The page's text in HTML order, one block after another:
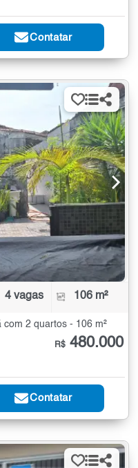
Contatar
4 vagas 106 m²
2 quartos - 106 m²
R$ 480.000
Contatar